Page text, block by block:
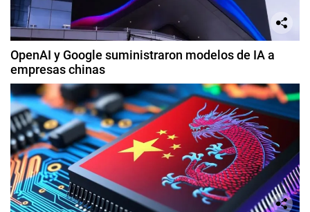
OpenAI y Google suministraron modelos de IA a
empresas chinas